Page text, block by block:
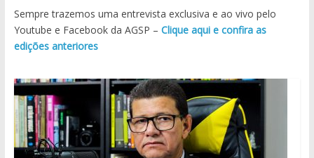
Sempre trazemos uma entrevista exclusiva e ao vivo pelo
Youtube e Facebook da AGSP – Clique aqui e confira as
edições anteriores